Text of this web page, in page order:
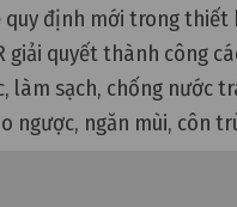
quy định mới trong thiết
giải quyết thành công
làm sạch, chống nước
ngược, ngăn mùi, côn